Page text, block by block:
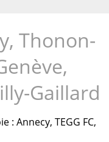
Thonon-
Gaillard
: Annecy, TEGG FC,